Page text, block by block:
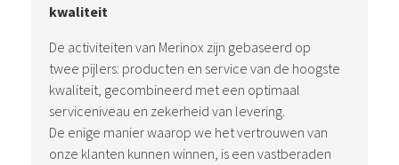
kwaliteit
De activiteiten van Merinox zijn gebaseerd op
twee pijlers: producten en service van de hoogste
kwaliteit, gecombineerd met een optimaal
serviceniveau en zekerheid van levering.
De enige manier waarop we het vertrouwen van
onze klanten kunnen winnen, is een vastberaden